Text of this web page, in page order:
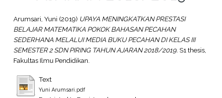
Arumsari, Yuni (2019) UPAYA MENINGKATKAN PRESTASI
BELAJAR MATEMATIKA POKOK BAHASAN PECAHAN
SEDERHANA MELALUI MEDIA BUKU PECAHAN DI KELAS III
SEMESTER 2 SDN PIRING TAHUN AJARAN 2018/2019. S1 thesis,
Fakultas Ilmu Pendidikan.
Text
Yuni Arumsari.pdf